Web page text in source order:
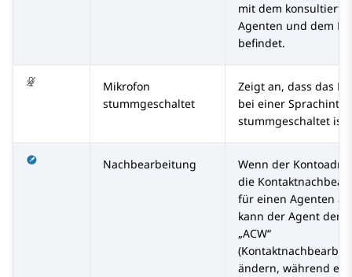
mit dem
Agenten und dem
befindet.
Mikrofon
stummgeschaltet
Zeigt an, dass das
bei einer
stummgeschaltet ist.
Nachbearbeitung
Wenn der
die
für einen Agenten
kann der Agent den
„ACW“
ändern, während er